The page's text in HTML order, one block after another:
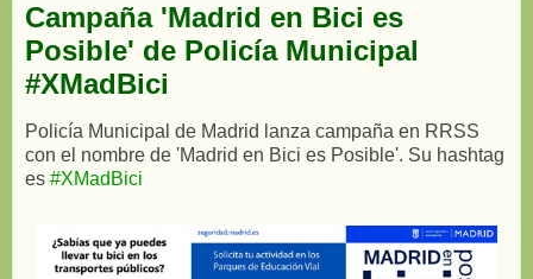
Campaña 'Madrid en Bici es
Posible' de Policía Municipal
#XMadBici
Policía Municipal de Madrid lanza campaña en RRSS
con el nombre de 'Madrid en Bici es Posible'. Su hashtag
es #XMadBici